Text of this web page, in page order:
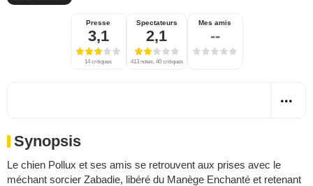
Presse
3,1
14 critiques
Spectateurs
2,1
413 notes, 40 critiques
Mes amis
--
Synopsis
Le chien Pollux et ses amis se retrouvent aux prises avec le
méchant sorcier Zabadie, libéré du Manège Enchanté et retenant